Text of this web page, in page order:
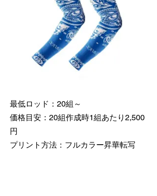
最低ロッド：20組～
価格目安：20組作成時1組あたり2,500
円
​プリント方法：フルカラー昇華転写